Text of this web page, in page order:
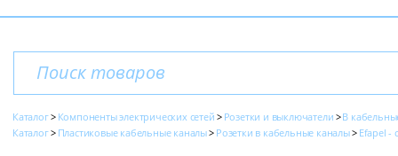
Каталог Компоненты электрических сетей Розетки и выключатели
В
Каталог
Пластиковые кабельные каналы Розетки в кабельные каналы Efapel -